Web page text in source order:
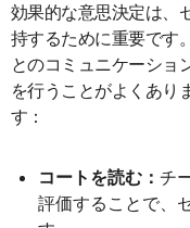
効果的な意思決定は、
持するために重要です
とのコミュニケーショ
を行うことがよくあり
す：
コートを読む：チ
評価することで、